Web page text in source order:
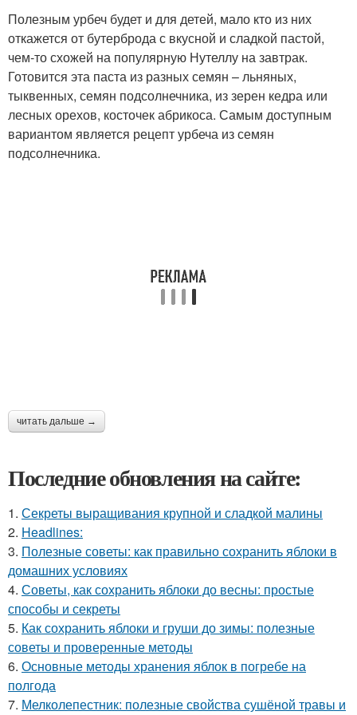
Полезным урбеч будет и для детей, мало кто из них
откажется от бутерброда с вкусной и сладкой пастой,
чем-то схожей на популярную Нутеллу на завтрак.
Готовится эта паста из разных семян – льняных,
тыквенных, семян подсолнечника, из зерен кедра или
лесных орехов, косточек абрикоса. Самым доступным
вариантом является рецепт урбеча из семян
подсолнечника.
читать дальше →
Последние обновления на сайте:
1. Секреты выращивания крупной и сладкой малины
2. Headlines:
3. Полезные советы: как правильно сохранить яблоки в
домашних условиях
4. Советы, как сохранить яблоки до весны: простые
способы и секреты
5. Как сохранить яблоки и груши до зимы: полезные
советы и проверенные методы
6. Основные методы хранения яблок в погребе на
полгода
7. Мелколепестник: полезные свойства сушёной травы и